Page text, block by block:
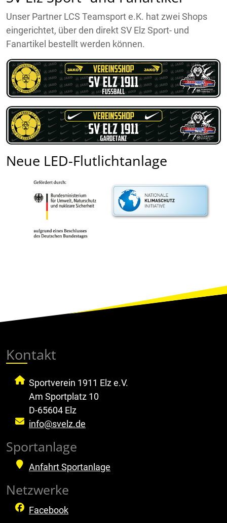
Unser Partner LCS Teamsport e.K. hat zwei Shops
eingerichtet, über den direkt SV Elz Sport- und
Fanartikel bestellt werden können.
Neue LED-Flutlichtanlage
Kontakt
Sportverein 1911 Elz e.V.
Am Sportplatz 10
D-65604 Elz
info@svelz.de
Sportanlage
Anfahrt Sportanlage
Netzwerke
Facebook